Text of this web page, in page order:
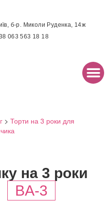
б-р. Миколи Руденка, 14ж
063 563 18 18
>Торти на 3 роки для
на 3 роки
BA-3